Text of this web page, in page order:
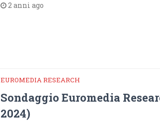
2 anni ago
EUROMEDIA RESEARCH
Sondaggio Euromedia
2024)